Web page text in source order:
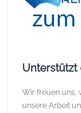
Unterstützt
Wir freuen uns,
unsere Arbeit